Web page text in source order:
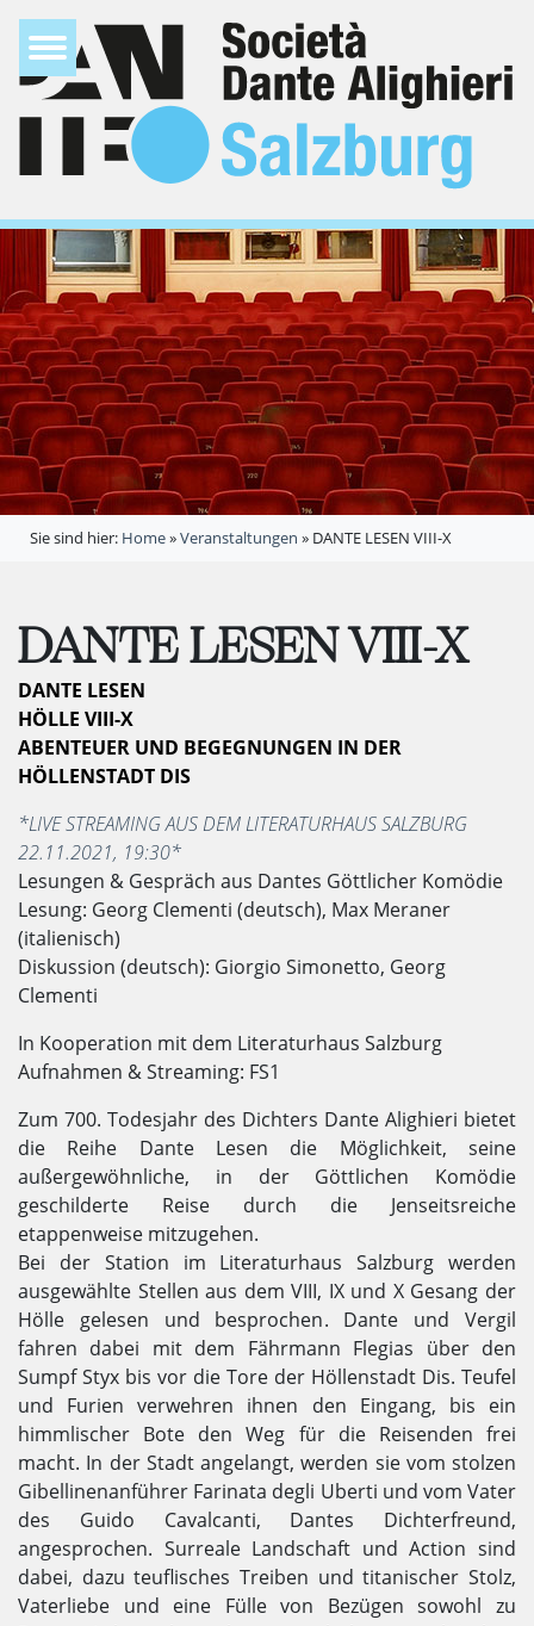
Sie sind hier: Home»Veranstaltungen » DANTE LESEN VIII-X
DANTE LESEN VIII-X
DANTE LESEN
HÖLLE VIII-X
ABENTEUER UND BEGEGNUNGEN IN DER
HÖLLENSTADT DIS
*LIVE STREAMING AUS DEM LITERATURHAUS SALZBURG
22.11.2021, 19:30*
Lesungen & Gespräch aus Dantes Göttlicher Komödie
Lesung: Georg Clementi (deutsch), Max Meraner
(italienisch)
Diskussion (deutsch): Giorgio Simonetto, Georg
Clementi
In Kooperation mit dem Literaturhaus Salzburg
Aufnahmen & Streaming: FS1
Zum 700. Todesjahr des Dichters Dante Alighieri bietet
die Reihe Dante Lesen die Möglichkeit, seine
außergewöhnliche, in der Göttlichen Komödie
geschilderte Reise durch die Jenseitsreiche
etappenweise mitzugehen.
Bei der Station im Literaturhaus Salzburg werden
ausgewählte Stellen aus dem VIII, IX und X Gesang der
Hölle gelesen und besprochen. Dante und Vergil
fahren dabei mit dem Fährmann Flegias über den
Sumpf Styx bis vor die Tore der Höllenstadt Dis. Teufel
und Furien verwehren ihnen den Eingang, bis ein
himmlischer Bote den Weg für die Reisenden frei
macht. In der Stadt angelangt, werden sie vom stolzen
Gibellinenanführer Farinata degli Uberti und vom Vater
des Guido Cavalcanti, Dantes Dichterfreund,
angesprochen. Surreale Landschaft und Action sind
dabei, dazu teuflisches Treiben und titanischer Stolz,
Vaterliebe und eine Fülle von Bezügen sowohl zu